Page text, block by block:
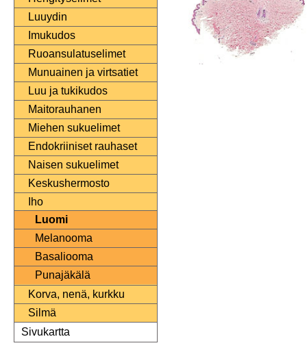
Luuydin
Imukudos
Ruoansulatuselimet
Munuainen ja virtsatiet
Luu ja tukikudos
Maitorauhanen
Miehen sukuelimet
Endokriiniset rauhaset
Naisen sukuelimet
Keskushermosto
Iho
Luomi
Melanooma
Basaliooma
Punajäkälä
Korva, nenä, kurkku
Silmä
Sivukartta